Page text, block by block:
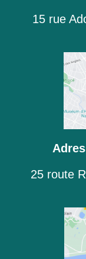
15 rue
25 route